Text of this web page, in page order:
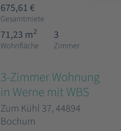
675,61 €
Gesamtmiete
71,23 m2
Wohnfläche
3
Zimmer
3-Zimmer Wohnung
in Werne mit WBS
Zum Kühl 37, 44894
Bochum